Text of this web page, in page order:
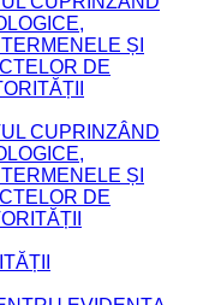
ȘI
DE
CUPRINZÂND
ȘI
DE